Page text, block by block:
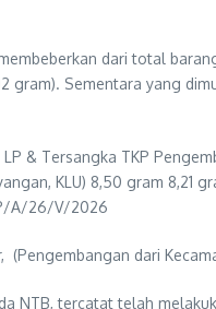
dari total
gram). Sementara yang
& Tersangka TKP
KLU) 8,50 gram
A/26/V/2026
dari
NTB, tercatat telah